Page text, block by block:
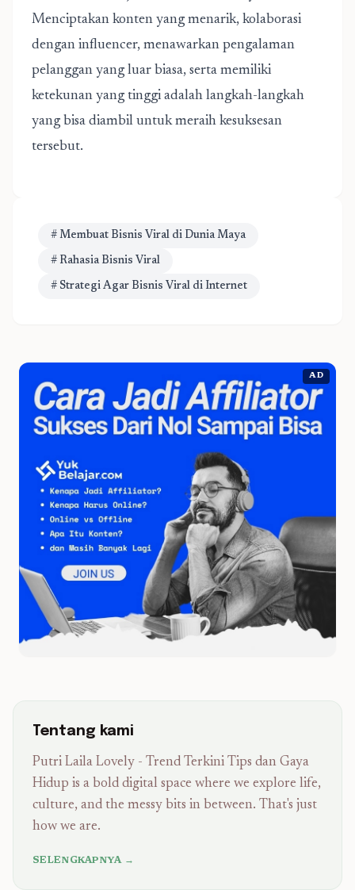
Menciptakan konten yang menarik, kolaborasi
dengan influencer, menawarkan pengalaman
pelanggan yang luar biasa, serta memiliki
ketekunan yang tinggi adalah langkah-langkah
yang bisa diambil untuk meraih kesuksesan
tersebut.
# Membuat Bisnis Viral di Dunia Maya
# Rahasia Bisnis Viral
# Strategi Agar Bisnis Viral di Internet
AD
Tentang kami
Putri Laila Lovely - Trend Terkini Tips dan Gaya
Hidup is a bold digital space where we explore life,
culture, and the messy bits in between. That's just
how we are.
SELENGKAPNYA →